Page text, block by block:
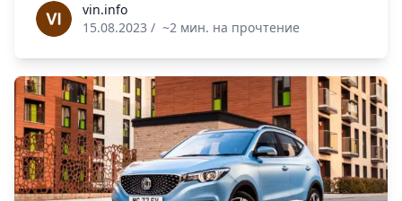
vin.infovin.info
15.08.2023 / ~2 мин. на прочтение